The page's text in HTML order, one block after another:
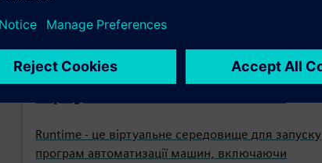
Runtime - це віртуальне середовище для запуску
програм автоматизації машин, включаючи